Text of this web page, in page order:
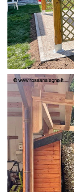
PERGOLA 4X3